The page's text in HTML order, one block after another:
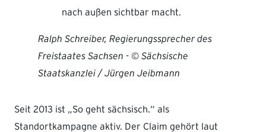
nach außen sichtbar macht.
Ralph Schreiber, Regierungssprecher des
Freistaates Sachsen - © Sächsische
Staatskanzlei / Jürgen Jeibmann
Seit 2013 ist „So geht sächsisch.“ als
Standortkampagne aktiv. Der Claim gehört laut